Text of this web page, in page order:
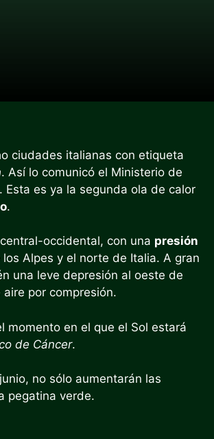
ciudades italianas con etiqueta
. Así lo comunicó el Ministerio de
es ya la segunda ola de calor
.
occidental, con una presión
Alpes y el norte de Italia. A gran
una leve depresión al oeste de
por compresión.
momento en el que el Sol estará
de Cáncer.
no sólo aumentarán las
pegatina verde.